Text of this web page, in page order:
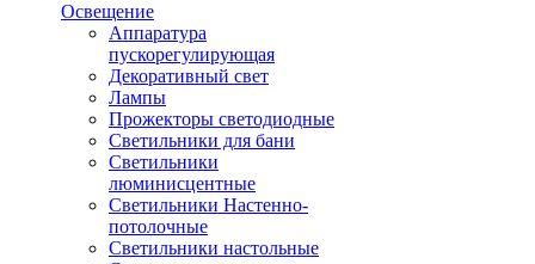
Освещение
Аппаратура
пускорегулирующая
Декоративный свет
Лампы
Прожекторы светодиодные
Светильники для бани
Светильники
люминисцентные
Светильники Настенно-
потолочные
Светильники настольные